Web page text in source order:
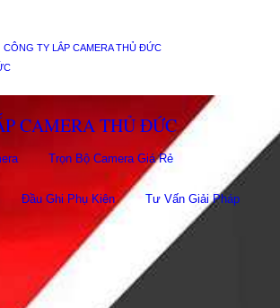
CÔNG TY LẮP CAMERA THỦ ĐỨC
CAMERA THỦ ĐỨC
Trọn Bộ Camera Giá Rẻ
Đầu Ghi Phụ Kiên Tư Vấn Giải Pháp